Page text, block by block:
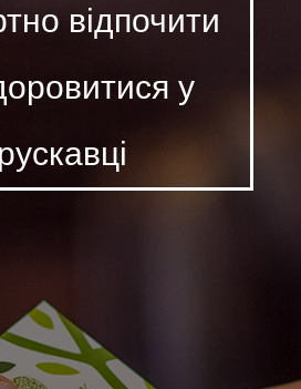
відпочити
у